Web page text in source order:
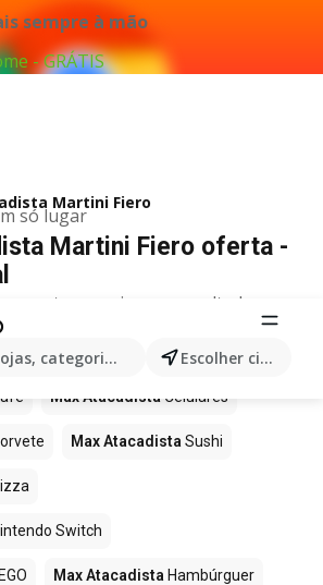
sempre à mão
- GRÁTIS
só lugar
categorias,produtos... Escolher cidade
Martini Fiero
Martini Fiero oferta -
quaisquer resultados
em Max Atacadista
Max Atacadista Celulares
Max Atacadista Sushi
Switch
Max Atacadista Hambúrguer